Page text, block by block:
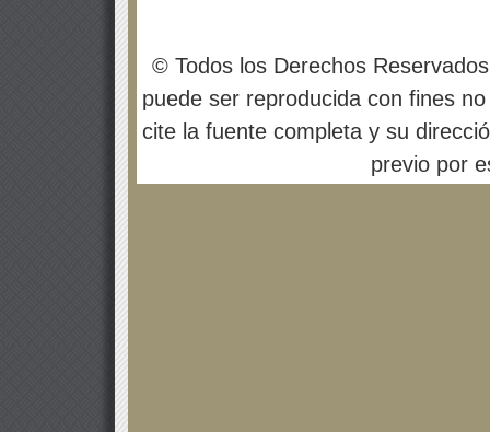
© Todos los Derechos
puede ser reproducida con fines
cite la fuente completa y su
previo por